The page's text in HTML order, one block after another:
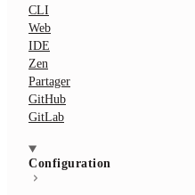
CLI
Web
IDE
Zen
Partager
GitHub
GitLab
Configuration